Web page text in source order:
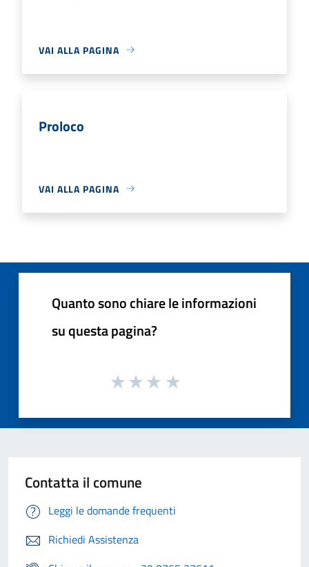
VAI ALLA PAGINA
Proloco
VAI ALLA PAGINA
Quanto sono chiare le informazioni
su questa pagina?
Contatta il comune
Leggi le domande frequenti
Richiedi Assistenza